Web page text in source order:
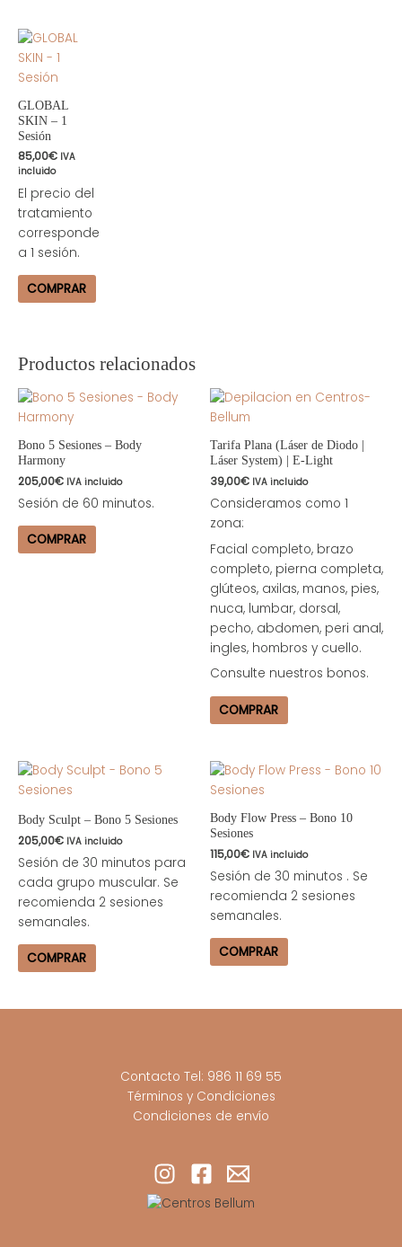
GLOBAL
SKIN – 1
Sesión
85,00€ IVA
incluido
El precio del
tratamiento
corresponde
a 1 sesión.
COMPRAR
Productos relacionados
Bono 5 Sesiones – Body
Harmony
205,00€ IVA incluido
Sesión de 60 minutos.
COMPRAR
Tarifa Plana (Láser de Diodo |
Láser System) | E-Light
39,00€ IVA incluido
Consideramos como 1
zona:
Facial completo, brazo
completo, pierna completa,
glúteos, axilas, manos, pies,
nuca, lumbar, dorsal,
pecho, abdomen, peri anal,
ingles, hombros y cuello.
Consulte nuestros bonos.
COMPRAR
Body Sculpt – Bono 5 Sesiones
205,00€ IVA incluido
Sesión de 30 minutos para
cada grupo muscular. Se
recomienda 2 sesiones
semanales.
COMPRAR
Body Flow Press – Bono 10
Sesiones
115,00€ IVA incluido
Sesión de 30 minutos . Se
recomienda 2 sesiones
semanales.
COMPRAR
Contacto Tel: 986 11 69 55
Términos y Condiciones
Condiciones de envío